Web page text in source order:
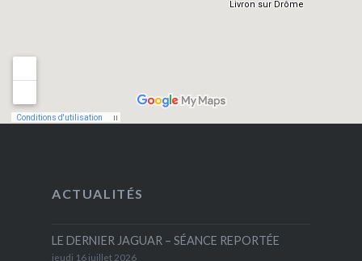
ACTUALITÉS
LE DERNIER JAGUAR – SÉANCE REPORTÉE
jeudi 16 juillet 2026